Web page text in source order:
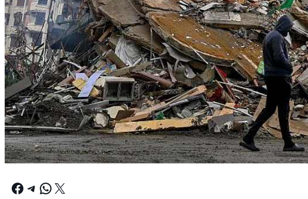
Facebook Telegram WhatsApp X